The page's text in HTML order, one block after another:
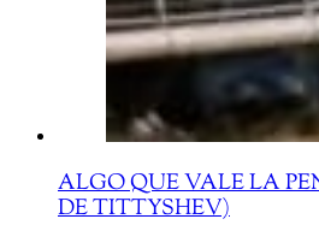
ALGO QUE VALE LA
DE TITTYSHEV)